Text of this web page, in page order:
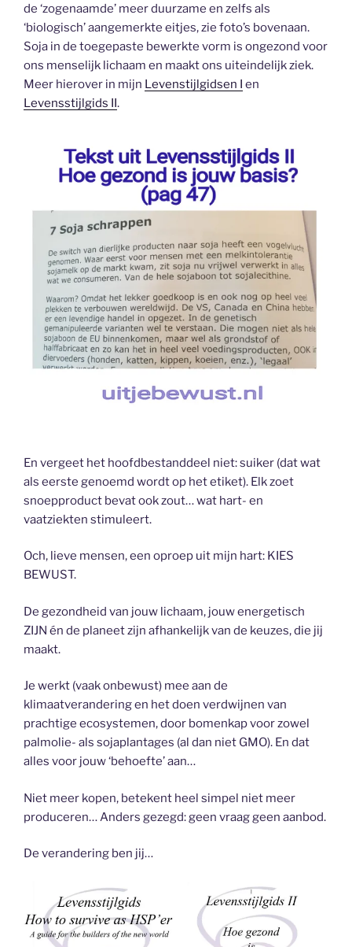
de ‘zogenaamde’ meer duurzame en zelfs als
‘biologisch’ aangemerkte eitjes, zie foto’s bovenaan.
Soja in de toegepaste bewerkte vorm is ongezond voor
ons menselijk lichaam en maakt ons uiteindelijk ziek.
Meer hierover in mijn Levenstijlgidsen I en
Levensstijlgids II.
En vergeet het hoofdbestanddeel niet: suiker (dat wat
als eerste genoemd wordt op het etiket). Elk zoet
snoepproduct bevat ook zout… wat hart- en
vaatziekten stimuleert.
Och, lieve mensen, een oproep uit mijn hart: KIES
BEWUST.
De gezondheid van jouw lichaam, jouw energetisch
ZIJN én de planeet zijn afhankelijk van de keuzes, die jij
maakt.
Je werkt (vaak onbewust) mee aan de
klimaatverandering en het doen verdwijnen van
prachtige ecosystemen, door bomenkap voor zowel
palmolie- als sojaplantages (al dan niet GMO). En dat
alles voor jouw ‘behoefte’ aan…
Niet meer kopen, betekent heel simpel niet meer
produceren… Anders gezegd: geen vraag geen aanbod.
De verandering ben jij…